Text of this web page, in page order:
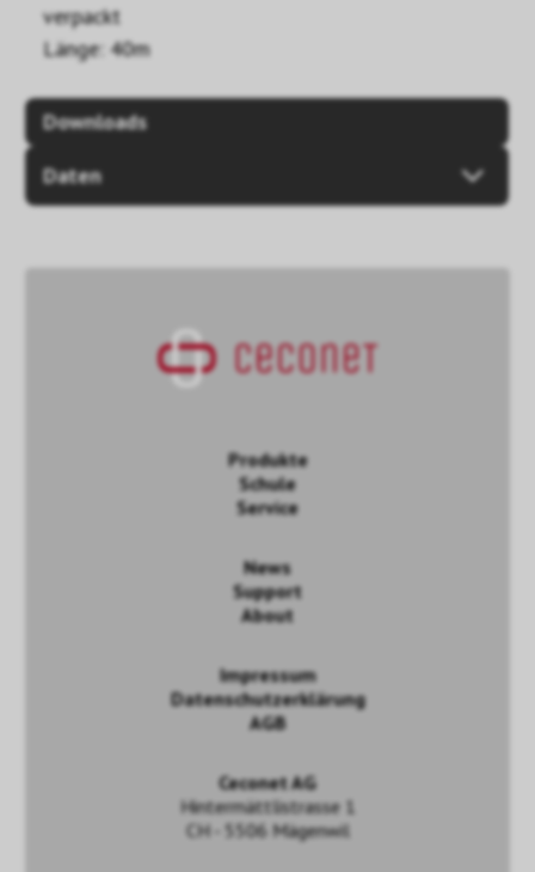
verpackt
Länge: 40m
Downloads
Daten
Produkte
Schule
Service
News
Support
About
Impressum
Datenschutzerklärung
AGB
Ceconet AG
Hintermättlistrasse 1
CH - 5506 Mägenwil